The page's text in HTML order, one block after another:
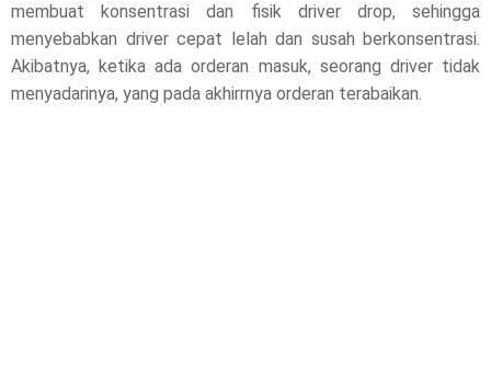
membuat konsentrasi dan fisik driver drop, sehingga
menyebabkan driver cepat lelah dan susah berkonsentrasi.
Akibatnya, ketika ada orderan masuk, seorang driver tidak
menyadarinya, yang pada akhirrnya orderan terabaikan.